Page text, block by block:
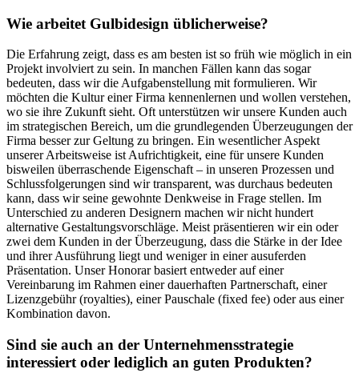
Wie arbeitet Gulbidesign üblicherweise?
Die Erfahrung zeigt, dass es am besten ist so früh wie möglich in ein
Projekt involviert zu sein. In manchen Fällen kann das sogar
bedeuten, dass wir die Aufgabenstellung mit formulieren. Wir
möchten die Kultur einer Firma kennenlernen und wollen verstehen,
wo sie ihre Zukunft sieht. Oft unterstützen wir unsere Kunden auch
im strategischen Bereich, um die grundlegenden Überzeugungen der
Firma besser zur Geltung zu bringen. Ein wesentlicher Aspekt
unserer Arbeitsweise ist Aufrichtigkeit, eine für unsere Kunden
bisweilen überraschende Eigenschaft – in unseren Prozessen und
Schlussfolgerungen sind wir transparent, was durchaus bedeuten
kann, dass wir seine gewohnte Denkweise in Frage stellen. Im
Unterschied zu anderen Designern machen wir nicht hundert
alternative Gestaltungsvorschläge. Meist präsentieren wir ein oder
zwei dem Kunden in der Überzeugung, dass die Stärke in der Idee
und ihrer Ausführung liegt und weniger in einer ausuferden
Präsentation. Unser Honorar basiert entweder auf einer
Vereinbarung im Rahmen einer dauerhaften Partnerschaft, einer
Lizenzgebühr (royalties), einer Pauschale (fixed fee) oder aus einer
Kombination davon.
Sind sie auch an der Unternehmensstrategie
interessiert oder lediglich an guten Produkten?